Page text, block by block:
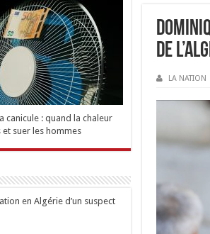
de
LA NATION
canicule : quand la chaleur
suer les hommes
en Algérie d’un suspect